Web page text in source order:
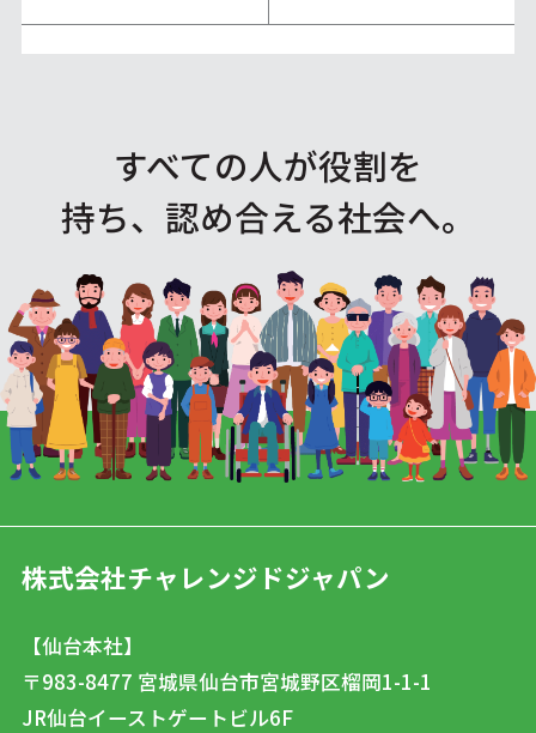
すべての人が役割を
持ち、認め合える社会へ。
株式会社チャレンジドジャパン
【仙台本社】
〒983-8477 宮城県仙台市宮城野区榴岡1-1-1
JR仙台イーストゲートビル6F